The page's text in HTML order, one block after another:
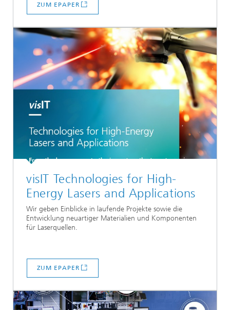
ZUM EPAPER
visIT Technologies for High-
Energy Lasers and Applications
Wir geben Einblicke in laufende Projekte sowie die
Entwicklung neuartiger Materialien und Komponenten
für Laserquellen.
ZUM EPAPER